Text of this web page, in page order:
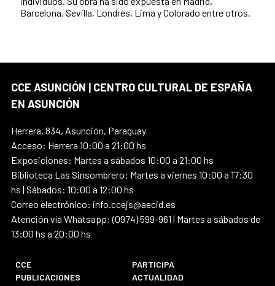
Barcelona, Sevilla, Londres, Lima y Colorado entre otros.
CCE ASUNCIÓN | CENTRO CULTURAL DE ESPAÑA
EN ASUNCIÓN
Herrera, 834, Asunción, Paraguay
Acceso: Herrera 10:00 a 21:00 hs
Exposiciones: Martes a sábados 10:00 a 21:00 hs
Biblioteca Las Sinsombrero: Martes a viernes 10:00 a 17:30
hs | Sábados: 10:00 a 12:00 hs
Correo electrónico: info.ccejs@aecid.es
Atención vía Whatsapp: (0974) 599-961 | Martes a sábados de
13:00 hs a 20:00 hs
CCE
PARTICIPA
PUBLICACIONES
ACTUALIDAD